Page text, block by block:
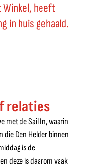
Winkel, heeft
in huis gehaald.
relaties
met de Sail In, waarin
die Den Helder binnen
is de
deze is daarom vaak